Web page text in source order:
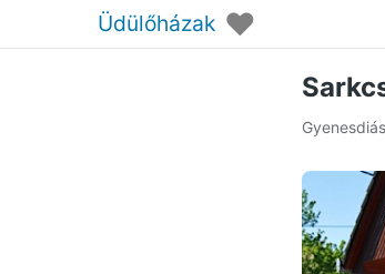
Üdülőházak ♥
Gyenesdiás